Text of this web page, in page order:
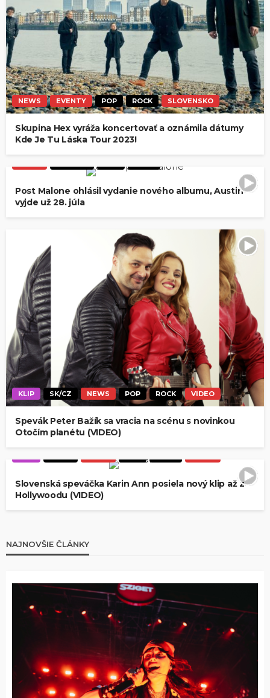
NEWS EVENTY POP ROCK SLOVENSKO
Skupina Hex vyráža koncertovať a oznámila dátumy
Kde Je Tu Láska Tour 2023!
Post Malone ohlásil vydanie nového albumu, Austin
vyjde už 28. júla
KLIP SK/CZ NEWS POP ROCK VIDEO
Spevák Peter Bažík sa vracia na scénu s novinkou
Otočím planétu (VIDEO)
Slovenská speváčka Karin Ann posiela nový klip až z
Hollywoodu (VIDEO)
NAJNOVŠIE ČLÁNKY